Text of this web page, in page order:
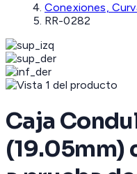
Conexiones,
RR-0282
Caja
(19.05mm)